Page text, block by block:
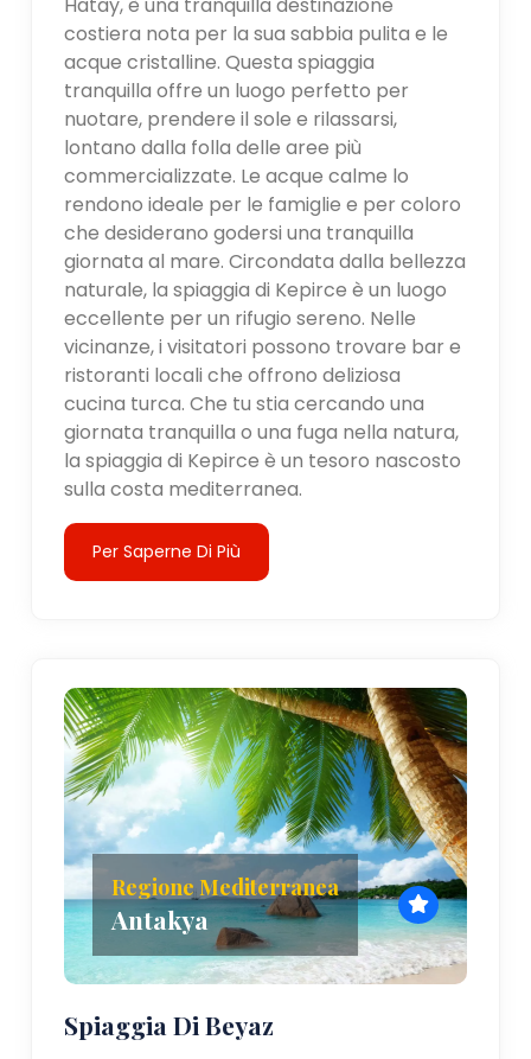
costiera nota per la sua sabbia pulita e le
acque cristalline. Questa spiaggia
tranquilla offre un luogo perfetto per
nuotare, prendere il sole e rilassarsi,
lontano dalla folla delle aree più
commercializzate. Le acque calme lo
rendono ideale per le famiglie e per coloro
che desiderano godersi una tranquilla
giornata al mare. Circondata dalla bellezza
naturale, la spiaggia di Kepirce è un luogo
eccellente per un rifugio sereno. Nelle
vicinanze, i visitatori possono trovare bar e
ristoranti locali che offrono deliziosa
cucina turca. Che tu stia cercando una
giornata tranquilla o una fuga nella natura,
la spiaggia di Kepirce è un tesoro nascosto
sulla costa mediterranea.
Per Saperne Di Più
Regione Mediterranea
Antakya
Spiaggia Di Beyaz